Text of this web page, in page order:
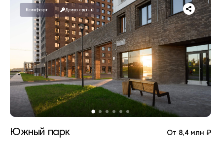
Комфорт Дома сданы
Южный парк От 8,4 млн ₽